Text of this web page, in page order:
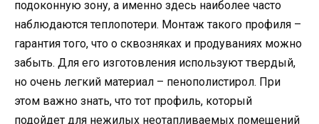
подоконную зону, а именно здесь наиболее часто
наблюдаются теплопотери. Монтаж такого профиля –
гарантия того, что о сквозняках и продуваниях можно
забыть. Для его изготовления используют твердый,
но очень легкий материал – пенополистирол. При
этом важно знать, что тот профиль, который
подойдет для нежилых неотапливаемых помещений